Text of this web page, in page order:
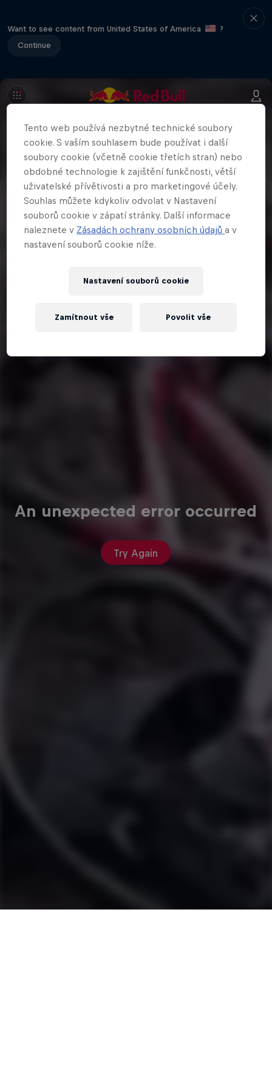
Want to see content from United States of America
?
Continue
An unexpected error occurred
Try Again
Tento web používá nezbytné technické soubory
cookie. S vaším souhlasem bude používat i další
soubory cookie (včetně cookie třetích stran) nebo
obdobné technologie k zajištění funkčnosti, větší
uživatelské přívětivosti a pro marketingové účely.
Souhlas můžete kdykoliv odvolat v Nastavení
souborů cookie v zápatí stránky. Další informace
naleznete v Zásadách ochrany osobních údajůa v
nastavení souborů cookie níže.
Nastavení souborů cookie
Zamítnout vše Povolit vše